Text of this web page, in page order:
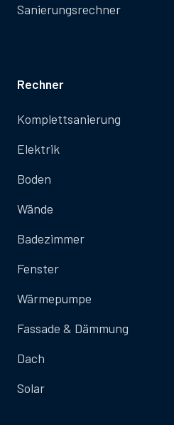
Sanierungsrechner
Rechner
Komplettsanierung
Elektrik
Boden
Wände
Badezimmer
Fenster
Wärmepumpe
Fassade & Dämmung
Dach
Solar